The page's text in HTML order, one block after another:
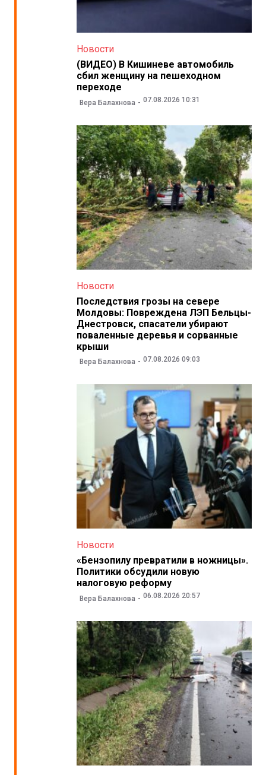
Новости
(ВИДЕО) В Кишиневе автомобиль
сбил женщину на пешеходном
переходе
Вера Балахнова 07.08.2026 10:31
Новости
Последствия грозы на севере
Молдовы: Повреждена ЛЭП Бельцы-
Днестровск, спасатели убирают
поваленные деревья и сорванные
крыши
Вера Балахнова 07.08.2026 09:03
Новости
«Бензопилу превратили в ножницы».
Политики обсудили новую
налоговую реформу
Вера Балахнова 06.08.2026 20:57